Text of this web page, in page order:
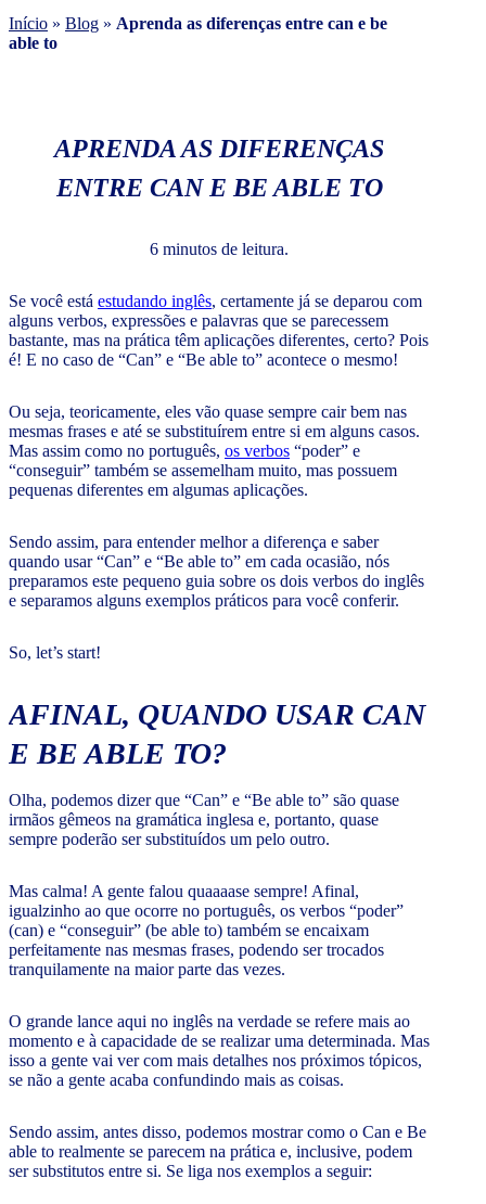
Início » Blog » Aprenda as diferenças entre can e be
able to
APRENDA AS DIFERENÇAS
ENTRE CAN E BE ABLE TO
6 minutos de leitura.
Se você está estudando inglês, certamente já se deparou com
alguns verbos, expressões e palavras que se parecessem
bastante, mas na prática têm aplicações diferentes, certo? Pois
é! E no caso de “Can” e “Be able to” acontece o mesmo!
Ou seja, teoricamente, eles vão quase sempre cair bem nas
mesmas frases e até se substituírem entre si em alguns casos.
Mas assim como no português, os verbos “poder” e
“conseguir” também se assemelham muito, mas possuem
pequenas diferentes em algumas aplicações.
Sendo assim, para entender melhor a diferença e saber
quando usar “Can” e “Be able to” em cada ocasião, nós
preparamos este pequeno guia sobre os dois verbos do inglês
e separamos alguns exemplos práticos para você conferir.
So, let’s start!
AFINAL, QUANDO USAR CAN
E BE ABLE TO?
Olha, podemos dizer que “Can” e “Be able to” são quase
irmãos gêmeos na gramática inglesa e, portanto, quase
sempre poderão ser substituídos um pelo outro.
Mas calma! A gente falou quaaaase sempre! Afinal,
igualzinho ao que ocorre no português, os verbos “poder”
(can) e “conseguir” (be able to) também se encaixam
perfeitamente nas mesmas frases, podendo ser trocados
tranquilamente na maior parte das vezes.
O grande lance aqui no inglês na verdade se refere mais ao
momento e à capacidade de se realizar uma determinada. Mas
isso a gente vai ver com mais detalhes nos próximos tópicos,
se não a gente acaba confundindo mais as coisas.
Sendo assim, antes disso, podemos mostrar como o Can e Be
able to realmente se parecem na prática e, inclusive, podem
ser substitutos entre si. Se liga nos exemplos a seguir: